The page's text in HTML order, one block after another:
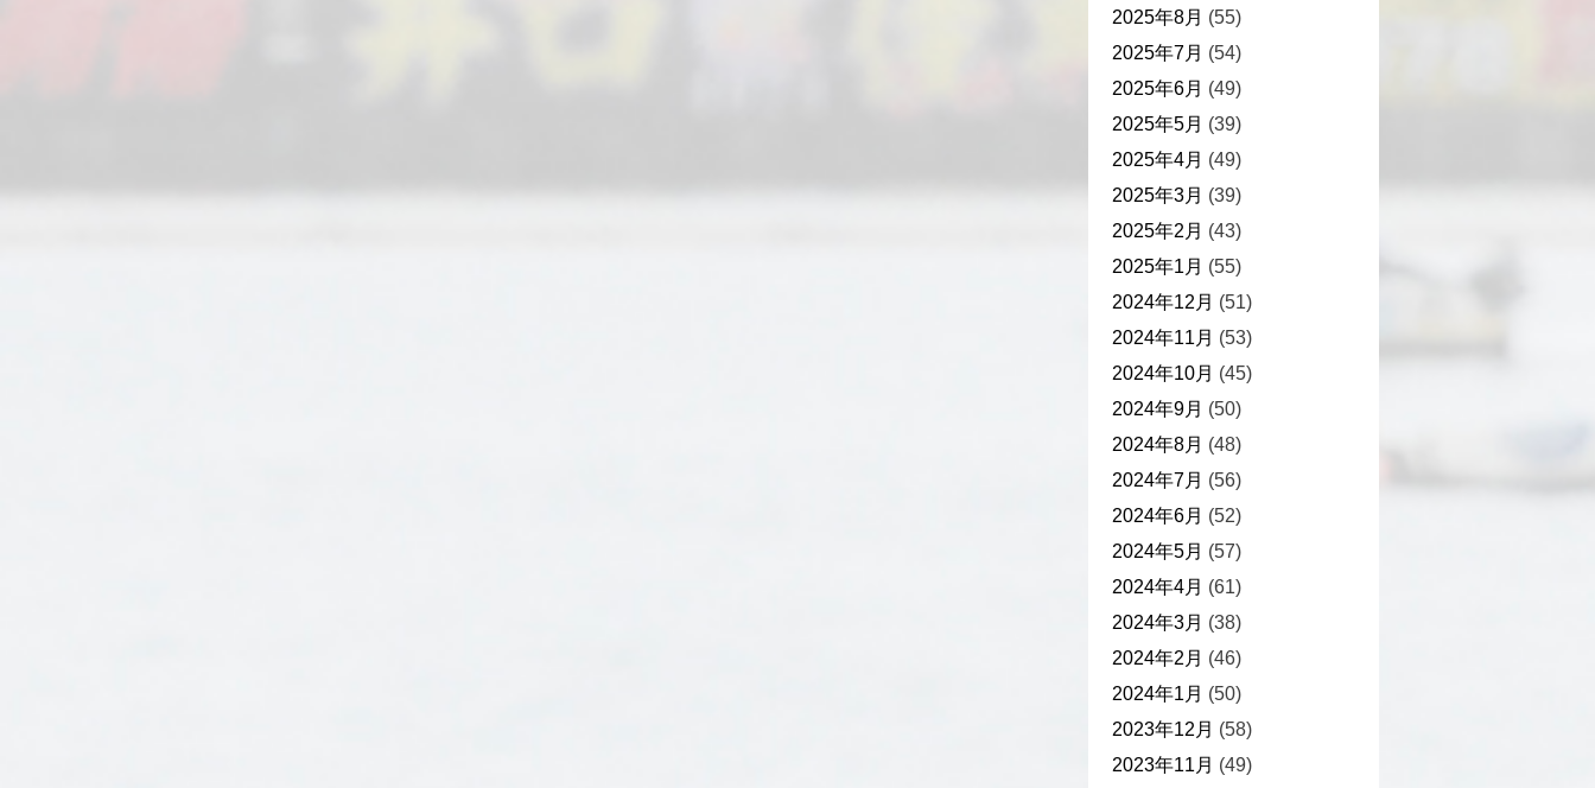
2025年8月 (55)
2025年7月 (54)
2025年6月 (49)
2025年5月 (39)
2025年4月 (49)
2025年3月 (39)
2025年2月 (43)
2025年1月 (55)
2024年12月 (51)
2024年11月 (53)
2024年10月 (45)
2024年9月 (50)
2024年8月 (48)
2024年7月 (56)
2024年6月 (52)
2024年5月 (57)
2024年4月 (61)
2024年3月 (38)
2024年2月 (46)
2024年1月 (50)
2023年12月 (58)
2023年11月 (49)